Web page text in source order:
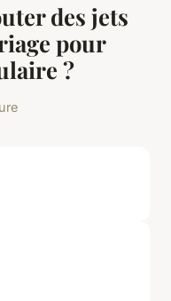
des jets
pour
?